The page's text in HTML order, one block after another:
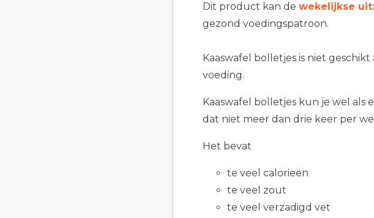
Dit product kan de wekelijkse
gezond voedingspatroon.
Kaaswafel bolletjes is niet
voeding.
Kaaswafel bolletjes kun je wel als
dat niet meer dan drie keer per
Het bevat
te veel calorieën
te veel zout
te veel verzadigd vet